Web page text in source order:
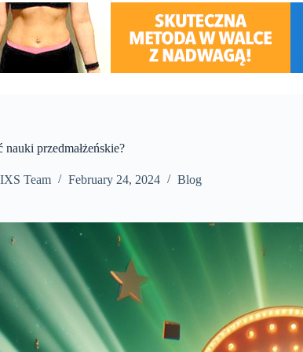
przedmałżeńskie?
IXS Team February 24, 2024 Blog